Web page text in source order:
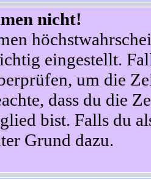
nicht!
eingestellt.
um die
dass du die
bist. Falls du
Grund dazu.